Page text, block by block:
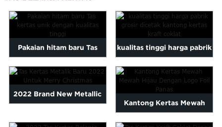
Croatian
Finnish
Gujarati
Hebrew
Igbo
Khmer
Pakaian hitam baru Tas
kertas unik dengan ...
kualitas tinggi harga pabrik
grosir dicetak br...
2022 Brand New Metallic
Kantong Kertas Mewah
Mewah Hijau Dengan Logo